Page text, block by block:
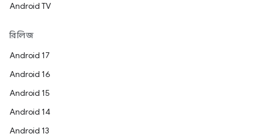
Android TV
রিলিজ
Android 17
Android 16
Android 15
Android 14
Android 13